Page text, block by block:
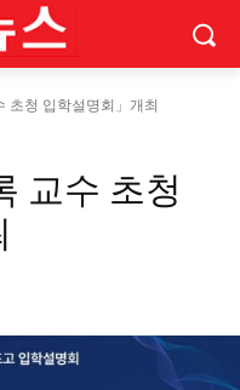
초청 입학설명회」개최
교수 초청